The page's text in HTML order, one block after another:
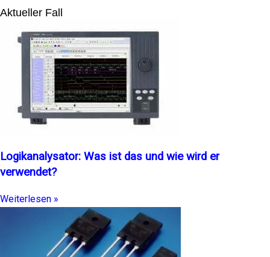
Aktueller Fall
Logikanalysator: Was ist das und wie wird er
verwendet?
Weiterlesen »